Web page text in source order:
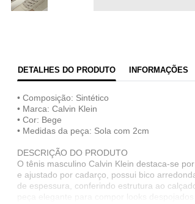
DETALHES DO PRODUTO INFORMAÇÕES
• Composição: Sintético
• Marca: Calvin Klein
• Cor: Bege
• Medidas da peça: Sola com 2cm
DESCRIÇÃO DO PRODUTO
O tênis masculino Calvin Klein destaca-se
e ajustado por cadarço, possui bico
de espessura, conferindo estrutura ao